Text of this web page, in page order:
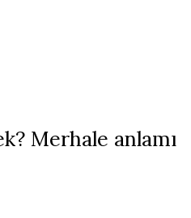
Merhale anlamı